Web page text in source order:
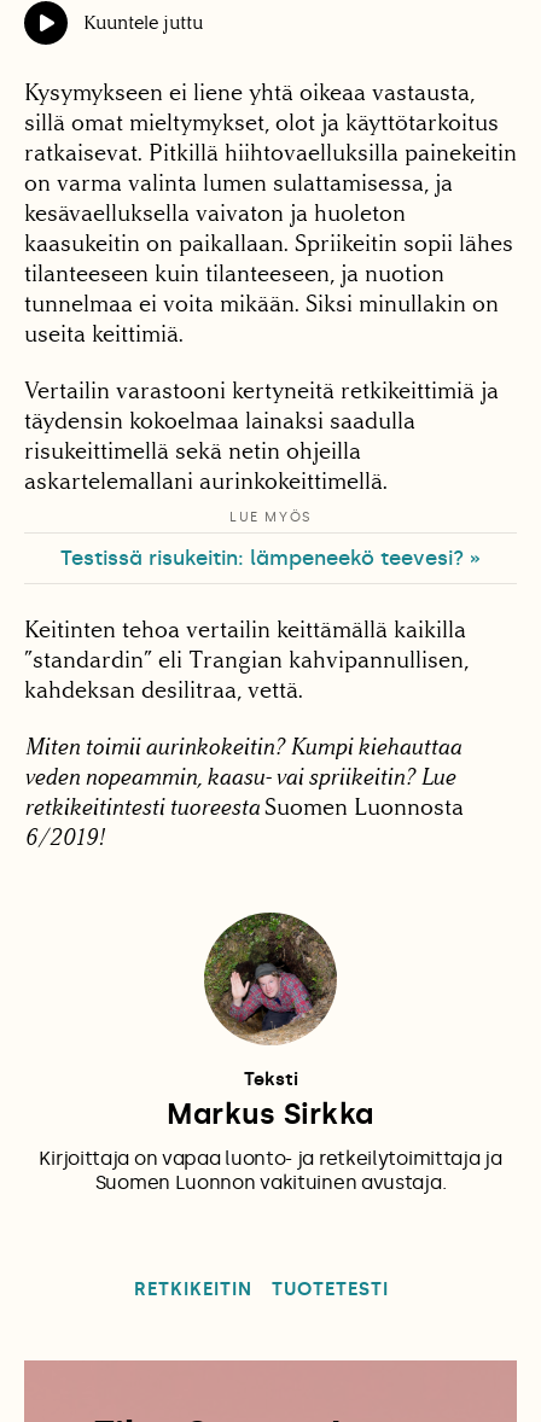
Kuuntele juttu
Kysymykseen ei liene yhtä oikeaa vastausta,
sillä omat mieltymykset, olot ja käyttötarkoitus
ratkaisevat. Pitkillä hiihtovaelluksilla painekeitin
on varma valinta lumen sulattamisessa, ja
kesävaelluksella vaivaton ja huoleton
kaasukeitin on paikallaan. Spriikeitin sopii lähes
tilanteeseen kuin tilanteeseen, ja nuotion
tunnelmaa ei voita mikään. Siksi minullakin on
useita keittimiä.
Vertailin varastooni kertyneitä retkikeittimiä ja
täydensin kokoelmaa lainaksi saadulla
risukeittimellä sekä netin ohjeilla
askartelemallani aurinkokeittimellä.
LUE MYÖS
Testissä risukeitin: lämpeneekö teevesi? »
Keitinten tehoa vertailin keittämällä kaikilla
”standardin” eli Trangian kahvipannullisen,
kahdeksan desilitraa, vettä.
Miten toimii aurinkokeitin? Kumpi kiehauttaa
veden nopeammin, kaasu- vai spriikeitin? Lue
retkikeitintesti tuoreestaSuomen Luonnosta
6/2019!
Teksti
Markus Sirkka
Kirjoittaja on vapaa luonto- ja retkeilytoimittaja ja
Suomen Luonnon vakituinen avustaja.
RETKIKEITIN TUOTETESTI